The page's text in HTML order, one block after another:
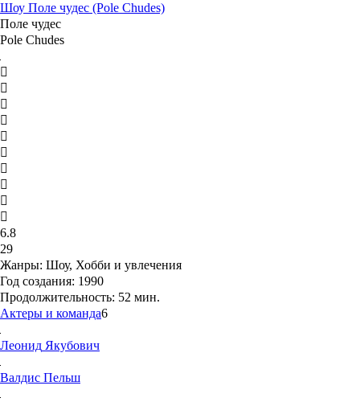
Шоу Поле чудес (Pole Chudes)
Поле чудес
Pole Chudes
6.8
29
Жанры: Шоу, Хобби и увлечения
Год создания: 1990
Продолжительность: 52 мин.
Актеры и команда6
Леонид Якубович
Валдис Пельш